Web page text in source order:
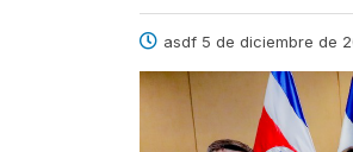
asdf 5 de diciembre de